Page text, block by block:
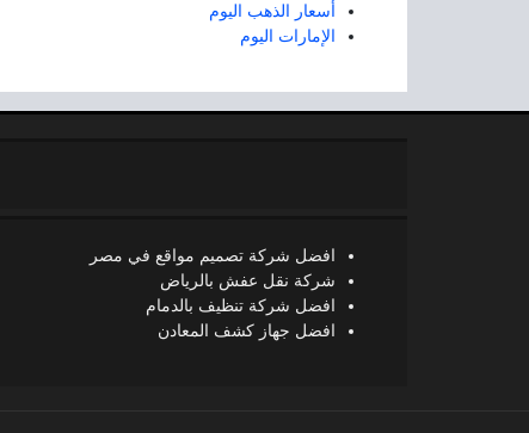
أسعار الذهب اليوم
الإمارات اليوم
افضل شركة تصميم مواقع في مصر
شركة نقل عفش بالرياض
افضل شركة تنظيف بالدمام
افضل جهاز كشف المعادن